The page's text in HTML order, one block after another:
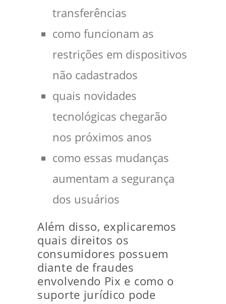
transferências
como funcionam as
restrições em dispositivos
não cadastrados
quais novidades
tecnológicas chegarão
nos próximos anos
como essas mudanças
aumentam a segurança
dos usuários
Além disso, explicaremos
quais direitos os
consumidores possuem
diante de fraudes
envolvendo Pix e como o
suporte jurídico pode